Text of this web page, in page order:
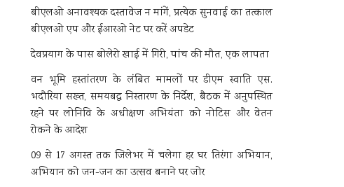
बीएलओ अनावश्यक दस्तावेज न मांगें, प्रत्येक सुनवाई का तत्काल
बीएलओ एप और ईआरओ नेट पर करें अपडेट
देवप्रयाग के पास बोलेरो खाई में गिरी, पांच की मौत, एक लापता
वन भूमि हस्तांतरण के लंबित मामलों पर डीएम स्वाति एस.
भदौरिया सख्त, समयबद्ध निस्तारण के निर्देश, बैठक में अनुपस्थित
रहने पर लोनिवि के अधीक्षण अभियंता को नोटिस और वेतन
रोकने के आदेश
09 से 17 अगस्त तक जिलेभर में चलेगा हर घर तिरंगा अभियान,
अभियान को जन-जन का उत्सव बनाने पर जोर